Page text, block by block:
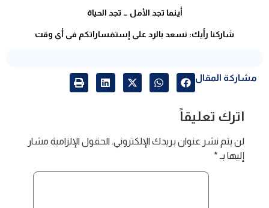
أينما تجد الأمل … تجد الحياة
شاركنا رأيك: نسعد بالرد على إستفساراتكم فى أى وقت
مشاركة المقال
اترك تعليقاً
لن يتم نشر عنوان بريدك الإلكتروني. الحقول الإلزامية مشار
إليها بـ *